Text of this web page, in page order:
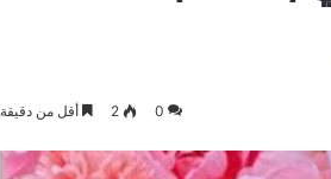
0
2 أقل من دقيقة